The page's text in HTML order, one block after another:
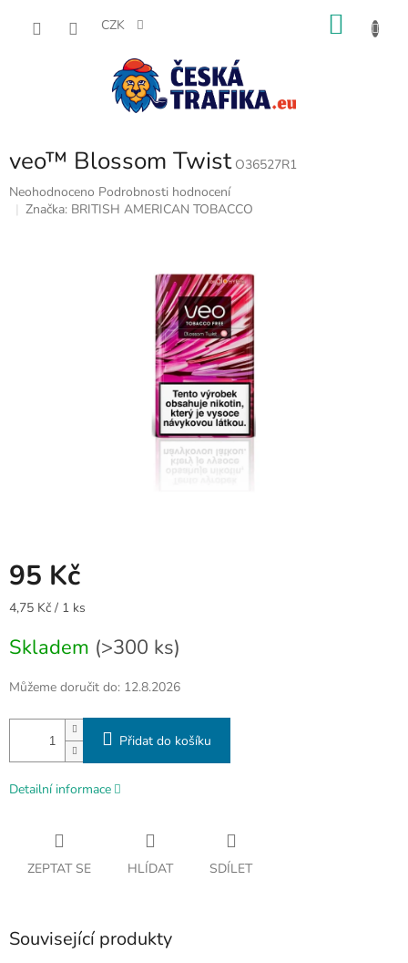
CZK
veo™ Blossom Twist O36527R1
Průměrné
hodnocení
Neohodnoceno Podrobnosti hodnocení
Značka: BRITISH AMERICAN TOBACCO
95 Kč
Měrná
4,75 Kč / 1 ks
Skladem (>300 ks)
Můžeme doručit do: 12.8.2026
Přidat do košíku
Detailní informace
ZEPTAT SE HLÍDAT SDÍLET
Související produkty